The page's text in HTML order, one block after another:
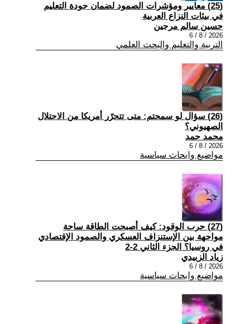
(25) معايير ومؤشرات الصمود لضمان جودة التعليم
في بيئات النزاع العربية
حسين سالم مرجين
2026 / 8 / 6
التربية والتعليم والبحث العلمي
(26) سؤال لو سمحتم: متى تتحرّر أمريكا من الاحتلال
الصهيوني؟
محمد حمد
2026 / 8 / 6
مواضيع وابحاث سياسية
(27) حرب الوقود: كيف أصبحت الطاقة ساحة
مواجهة بين الإستنزاف العسكري والصمود الإقتصادي
في روسيا؟ الجزء الثاني 2-2
زياد الزبيدي
2026 / 8 / 6
مواضيع وابحاث سياسية